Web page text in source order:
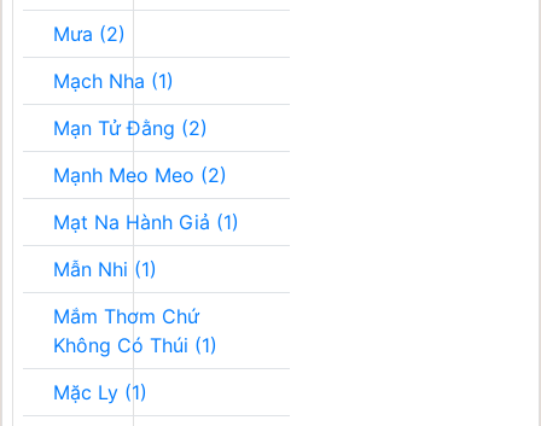
Mưa (2)
Mạch Nha (1)
Mạn Tử Đằng (2)
Mạnh Meo Meo (2)
Mạt Na Hành Giả (1)
Mẫn Nhi (1)
Mắm Thơm Chứ
Không Có Thúi (1)
Mặc Ly (1)